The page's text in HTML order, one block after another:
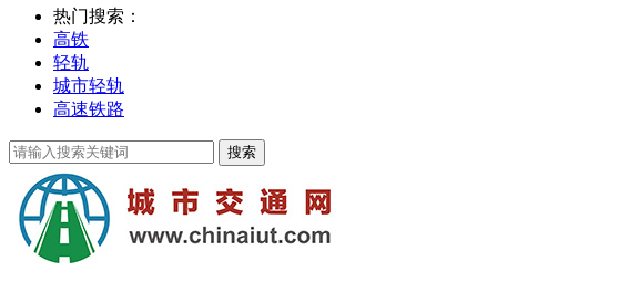
热门搜索：
高铁
轻轨
城市轻轨
高速铁路